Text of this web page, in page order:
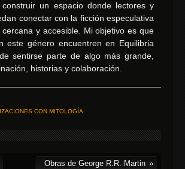
un espacio donde lectores y
conectar con la ficción especulativa
y accesible. Mi objetivo es que
este género encuentren en Equilibria
sentirse parte de algo más grande,
historias y colaboración.
CON MITOLOGÍA
Obras de George R.R. Martin